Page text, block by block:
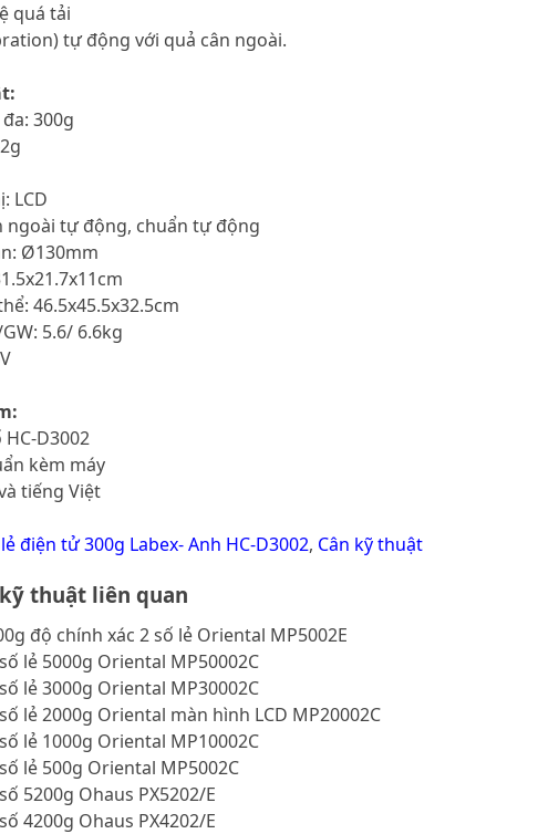
quá tải
tự động với quả cân ngoài.
300g
LCD
ngoài tự động, chuẩn tự động
Ø130mm
46.5x45.5x32.5cm
5.6/ 6.6kg
D3002
kèm máy
tiếng Việt
điện tử 300g Labex- Anh HC-D3002, Cân kỹ thuật
thuật liên quan
độ chính xác 2 số lẻ Oriental MP5002E
lẻ 5000g Oriental MP50002C
lẻ 3000g Oriental MP30002C
lẻ 2000g Oriental màn hình LCD MP20002C
lẻ 1000g Oriental MP10002C
lẻ 500g Oriental MP5002C
5200g Ohaus PX5202/E
4200g Ohaus PX4202/E